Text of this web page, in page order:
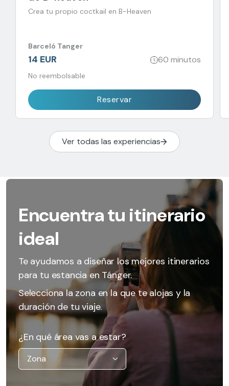
Crea tu propio coctkail en B-Heaven
Barceló Tanger
14 EUR 60 minutos
No reembolsable
Reservar
Ver todas las experiencias
Encuentra tu itinerario
ideal
Te ayudamos a diseñar los mejores itinerarios
para tu estancia en Tánger.
Selecciona la zona en la que te alojas y la
duración de tu viaje.
¿En qué área vas a estar?